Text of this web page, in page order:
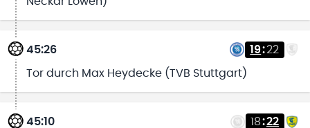
45:26 19:22
Tor durch Max Heydecke (TVB Stuttgart)
45:10 18:22